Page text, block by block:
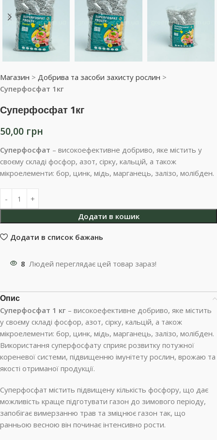
Магазин > Добрива та засоби захисту рослин >
Суперфосфат 1кг
Суперфосфат 1кг
50,00 грн
Суперфосфат – високоефективне добриво, яке містить у
своєму складі фосфор, азот, сірку, кальцій, а також
мікроелементи: бор, цинк, мідь, марганець, залізо, молібден.
Додати в кошик
Додати в список бажань
8 Людей переглядає цей товар зараз!
Опис
Суперфосфат 1 кг – високоефективне добриво, яке містить
у своєму складі фосфор, азот, сірку, кальцій, а також
мікроелементи: бор, цинк, мідь, марганець, залізо, молібден.
Використання суперфосфату сприяє розвитку потужної
кореневої системи, підвищенню імунітету рослин, врожаю та
якості отриманої продукції.
Суперфосфат містить підвищену кількість фосфору, що дає
можливість краще підготувати газон до зимового періоду,
запобігає вимерзанню трав та зміцнює газон так, що
ранньою весною він починає інтенсивно рости.